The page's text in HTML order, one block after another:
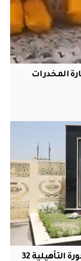
المخدرات
الداخلية تعلن فتح باب التقديم للدورة التأهيلية 32